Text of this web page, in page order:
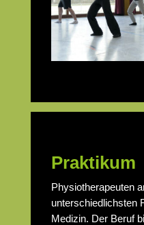
Praktikum
Physiotherapeuten
unterschiedlichsten
Medizin. Der Beruf